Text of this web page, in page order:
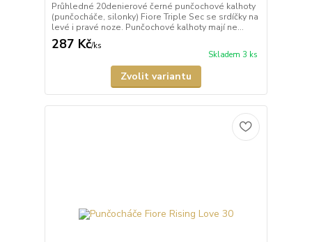
Průhledné 20denierové černé punčochové kalhoty
(punčocháče, silonky) Fiore Triple Sec se srdíčky na
levé i pravé noze. Punčochové kalhoty mají ne...
287 Kč/ks
Skladem 3 ks
Zvolit variantu